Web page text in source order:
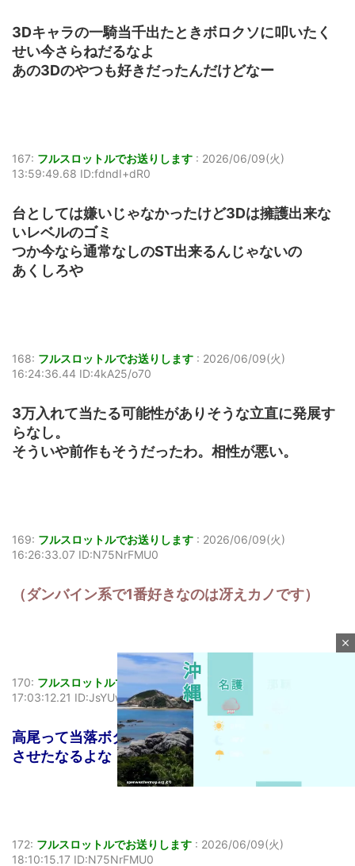
3Dキャラの一騎当千出たときボロクソに叩いたく
せい今さらねだるなよ
あの3Dのやつも好きだったんだけどなー
167: フルスロットルでお送りします : 2026/06/09(火)
13:59:49.68 ID:fdndI+dR0
台としては嫌いじゃなかったけど3Dは擁護出来な
いレベルのゴミ
つか今なら通常なしのST出来るんじゃないの
あくしろや
168: フルスロットルでお送りします : 2026/06/09(火)
16:24:36.44 ID:4kA25/o70
3万入れて当たる可能性がありそうな立直に発展す
らなし。
そういや前作もそうだったわ。相性が悪い。
169: フルスロットルでお送りします : 2026/06/09(火)
16:26:33.07 ID:N75NrFMU0
（ダンバイン系で1番好きなのは冴えカノです）
170: フルスロットルでお送りします:2026/06/09(火)
17:03:12.21 ID:JsYUwxx80
高尾って当落ボタンの後に無駄にボタンもう一回押
させたなるよな
172: フルスロットルでお送りします : 2026/06/09(火)
18:10:15.17 ID:N75NrFMU0
close